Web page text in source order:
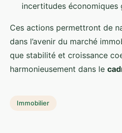
incertitudes économiques
Ces actions permettront de
dans l’avenir du marché
que stabilité et croissance
harmonieusement dans le
Immobilier